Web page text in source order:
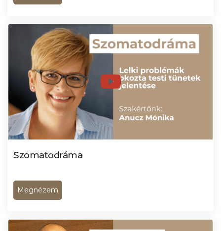
Szomatodráma
Megnézem